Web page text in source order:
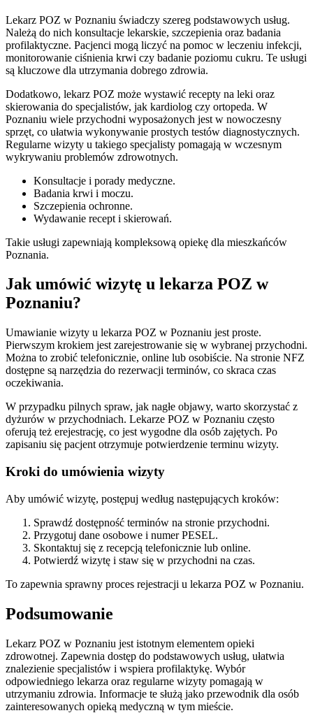
Lekarz POZ w Poznaniu świadczy szereg podstawowych usług.
Należą do nich konsultacje lekarskie, szczepienia oraz badania
profilaktyczne. Pacjenci mogą liczyć na pomoc w leczeniu infekcji,
monitorowanie ciśnienia krwi czy badanie poziomu cukru. Te usługi
są kluczowe dla utrzymania dobrego zdrowia.
Dodatkowo, lekarz POZ może wystawić recepty na leki oraz
skierowania do specjalistów, jak kardiolog czy ortopeda. W
Poznaniu wiele przychodni wyposażonych jest w nowoczesny
sprzęt, co ułatwia wykonywanie prostych testów diagnostycznych.
Regularne wizyty u takiego specjalisty pomagają w wczesnym
wykrywaniu problemów zdrowotnych.
Konsultacje i porady medyczne.
Badania krwi i moczu.
Szczepienia ochronne.
Wydawanie recept i skierowań.
Takie usługi zapewniają kompleksową opiekę dla mieszkańców
Poznania.
Jak umówić wizytę u lekarza POZ w
Poznaniu?
Umawianie wizyty u lekarza POZ w Poznaniu jest proste.
Pierwszym krokiem jest zarejestrowanie się w wybranej przychodni.
Można to zrobić telefonicznie, online lub osobiście. Na stronie NFZ
dostępne są narzędzia do rezerwacji terminów, co skraca czas
oczekiwania.
W przypadku pilnych spraw, jak nagłe objawy, warto skorzystać z
dyżurów w przychodniach. Lekarze POZ w Poznaniu często
oferują też erejestrację, co jest wygodne dla osób zajętych. Po
zapisaniu się pacjent otrzymuje potwierdzenie terminu wizyty.
Kroki do umówienia wizyty
Aby umówić wizytę, postępuj według następujących kroków:
Sprawdź dostępność terminów na stronie przychodni.
Przygotuj dane osobowe i numer PESEL.
Skontaktuj się z recepcją telefonicznie lub online.
Potwierdź wizytę i staw się w przychodni na czas.
To zapewnia sprawny proces rejestracji u lekarza POZ w Poznaniu.
Podsumowanie
Lekarz POZ w Poznaniu jest istotnym elementem opieki
zdrowotnej. Zapewnia dostęp do podstawowych usług, ułatwia
znalezienie specjalistów i wspiera profilaktykę. Wybór
odpowiedniego lekarza oraz regularne wizyty pomagają w
utrzymaniu zdrowia. Informacje te służą jako przewodnik dla osób
zainteresowanych opieką medyczną w tym mieście.